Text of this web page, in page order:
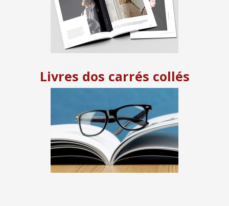
Livres dos carrés collés